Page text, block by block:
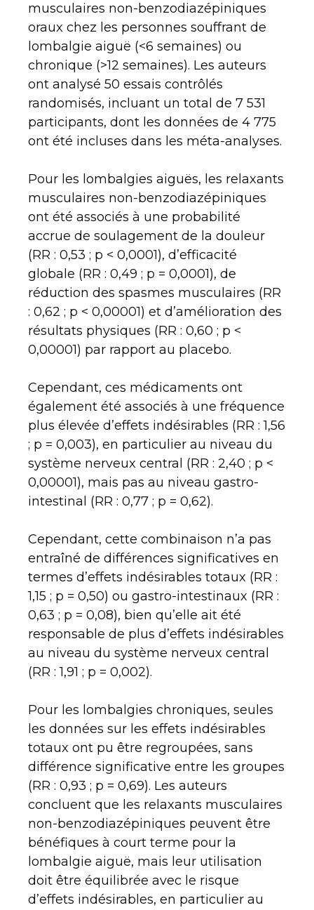
musculaires non-benzodiazépiniques
oraux chez les personnes souffrant de
lombalgie aiguë (<6 semaines) ou
chronique (>12 semaines). Les auteurs
ont analysé 50 essais contrôlés
randomisés, incluant un total de 7 531
participants, dont les données de 4 775
ont été incluses dans les méta-analyses.
Pour les lombalgies aiguës, les relaxants
musculaires non-benzodiazépiniques
ont été associés à une probabilité
accrue de soulagement de la douleur
(RR : 0,53 ; p < 0,0001), d’efficacité
globale (RR : 0,49 ; p = 0,0001), de
réduction des spasmes musculaires (RR
: 0,62 ; p < 0,00001) et d’amélioration des
résultats physiques (RR : 0,60 ; p <
0,00001) par rapport au placebo.
Cependant, ces médicaments ont
également été associés à une fréquence
plus élevée d’effets indésirables (RR : 1,56
; p = 0,003), en particulier au niveau du
système nerveux central (RR : 2,40 ; p <
0,00001), mais pas au niveau gastro-
intestinal (RR : 0,77 ; p = 0,62).
Cependant, cette combinaison n’a pas
entraîné de différences significatives en
termes d’effets indésirables totaux (RR :
1,15 ; p = 0,50) ou gastro-intestinaux (RR :
0,63 ; p = 0,08), bien qu’elle ait été
responsable de plus d’effets indésirables
au niveau du système nerveux central
(RR : 1,91 ; p = 0,002).
Pour les lombalgies chroniques, seules
les données sur les effets indésirables
totaux ont pu être regroupées, sans
différence significative entre les groupes
(RR : 0,93 ; p = 0,69). Les auteurs
concluent que les relaxants musculaires
non-benzodiazépiniques peuvent être
bénéfiques à court terme pour la
lombalgie aiguë, mais leur utilisation
doit être équilibrée avec le risque
d’effets indésirables, en particulier au